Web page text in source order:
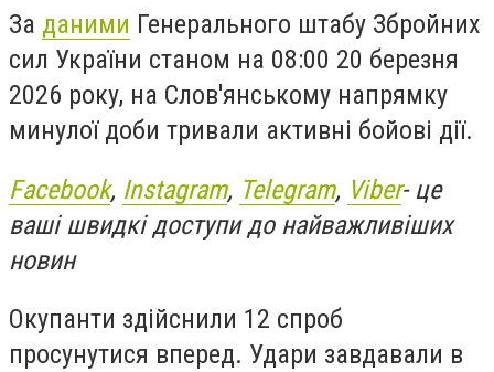
За даними Генерального штабу Збройних
сил України станом на 08:00 20 березня
2026 року, на Слов'янському напрямку
минулої доби тривали активні бойові дії.
Facebook, Instagram, Telegram, Viber- це
ваші швидкі доступи до найважливіших
новин
Окупанти здійснили 12 спроб
просунутися вперед. Удари завдавали в